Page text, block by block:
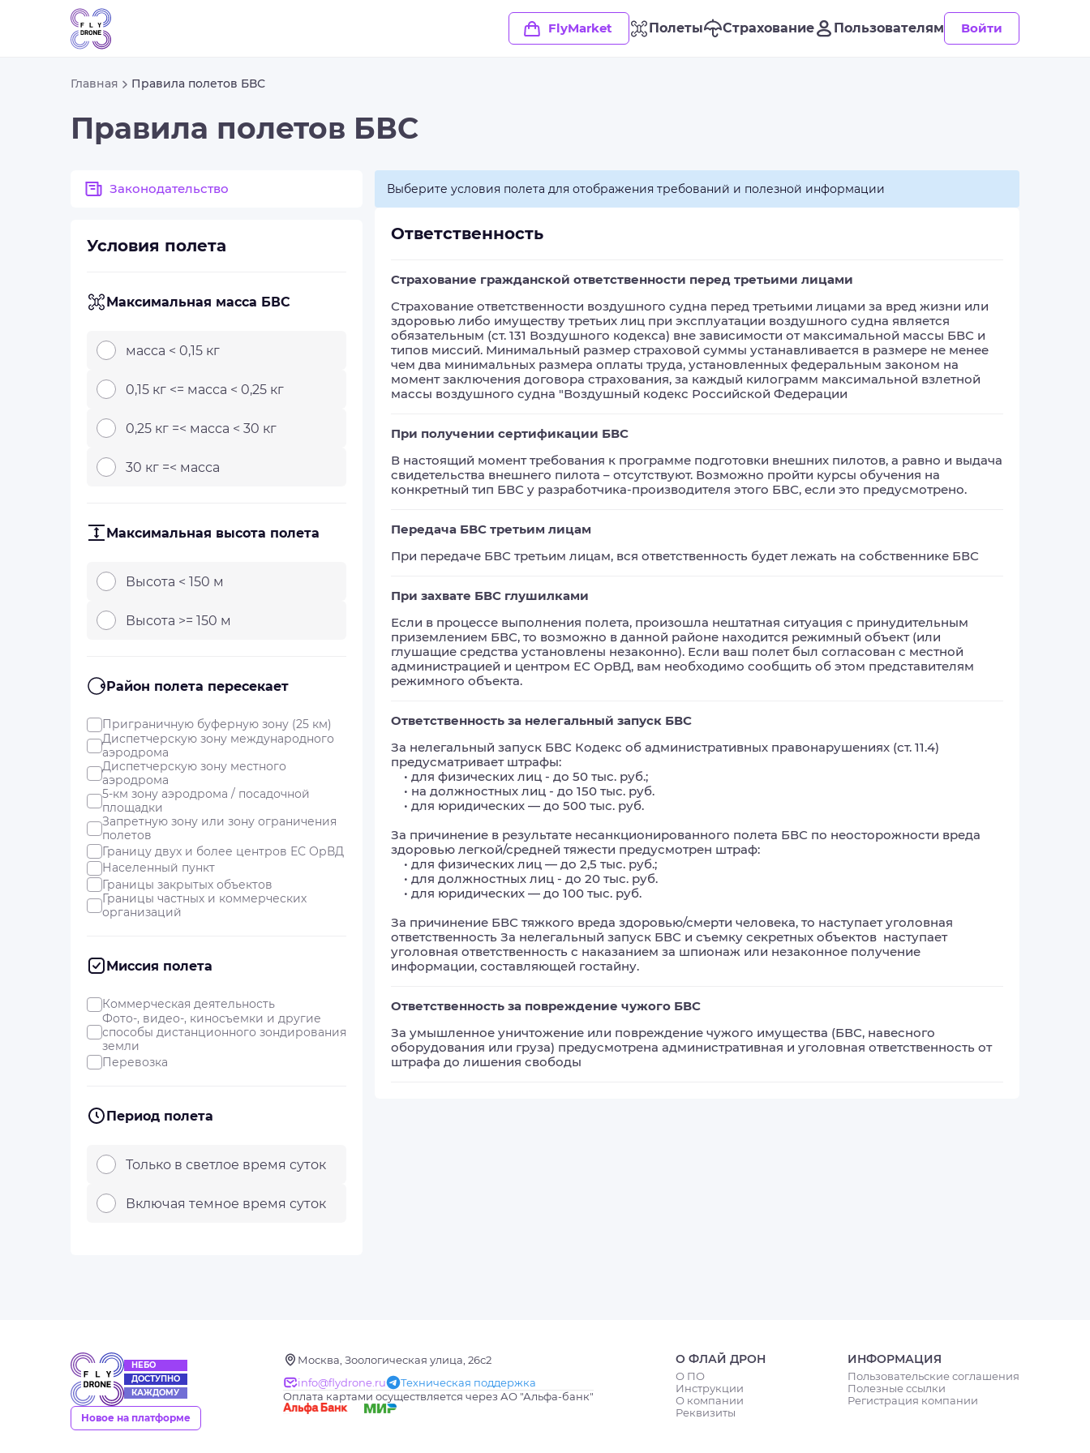
FlyMarket Полеты Страхование Пользователям Войти
Главная Правила полетов БВС
Правила полетов БВС
Законодательство
Условия полета
Максимальная масса БВС
масса < 0,15 кг
0,15 кг <= масса < 0,25 кг
0,25 кг =< масса < 30 кг
30 кг =< масса
Максимальная высота полета
Высота < 150 м
Высота >= 150 м
Район полета пересекает
Приграничную буферную зону (25 км)
Диспетчерскую зону международного
аэродрома
Диспетчерскую зону местного
аэродрома
5-км зону аэродрома / посадочной
площадки
Запретную зону или зону ограничения
полетов
Границу двух и более центров ЕС ОрВД
Населенный пункт
Границы закрытых объектов
Границы частных и коммерческих
организаций
Миссия полета
Коммерческая деятельность
Фото-, видео-, киносъемки и другие
способы дистанционного зондирования
земли
Перевозка
Период полета
Только в светлое время суток
Включая темное время суток
Выберите условия полета для отображения требований и полезной информации
Ответственность
Страхование гражданской ответственности перед третьими лицами
Страхование ответственности воздушного судна перед третьими лицами за вред жизни или
здоровью либо имуществу третьих лиц при эксплуатации воздушного судна является
обязательным (ст. 131 Воздушного кодекса) вне зависимости от максимальной массы БВС и
типов миссий. Минимальный размер страховой суммы устанавливается в размере не менее
чем два минимальных размера оплаты труда, установленных федеральным законом на
момент заключения договора страхования, за каждый килограмм максимальной взлетной
массы воздушного судна "Воздушный кодекс Российской Федерации
При получении сертификации БВС
В настоящий момент требования к программе подготовки внешних пилотов, а равно и выдача
свидетельства внешнего пилота – отсутствуют. Возможно пройти курсы обучения на
конкретный тип БВС у разработчика-производителя этого БВС, если это предусмотрено.
Передача БВС третьим лицам
При передаче БВС третьим лицам, вся ответственность будет лежать на собственнике БВС
При захвате БВС глушилками
Если в процессе выполнения полета, произошла нештатная ситуация с принудительным
приземлением БВС, то возможно в данной районе находится режимный объект (или
глушащие средства установлены незаконно). Если ваш полет был согласован с местной
администрацией и центром ЕС ОрВД, вам необходимо сообщить об этом представителям
режимного объекта.
Ответственность за нелегальный запуск БВС
За нелегальный запуск БВС Кодекс об административных правонарушениях (ст. 11.4)
предусматривает штрафы:
За причинение в результате несанкционированного полета БВС по неосторожности вреда
здоровью легкой/средней тяжести предусмотрен штраф:
За причинение БВС тяжкого вреда здоровью/смерти человека, то наступает уголовная
ответственность За нелегальный запуск БВС и съемку секретных объектов  наступает
уголовная ответственность с наказанием за шпионаж или незаконное получение
информации, составляющей гостайну.
Ответственность за повреждение чужого БВС
За умышленное уничтожение или повреждение чужого имущества (БВС, навесного
оборудования или груза) предусмотрена административная и уголовная ответственность от
штрафа до лишения свободы
НЕБО
ДОСТУПНО
КАЖДОМУ
Новое на платформе
Москва, Зоологическая улица, 26с2
info@flydrone.ru
Техническая поддержка
Оплата картами осуществляется через АО "Альфа-банк"
О ФЛАЙ ДРОН
О ПО
Инструкции
О компании
Реквизиты
ИНФОРМАЦИЯ
Пользовательские соглашения
Полезные ссылки
Регистрация компании